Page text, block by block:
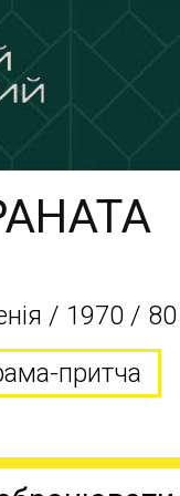
/ 1970 /
притча